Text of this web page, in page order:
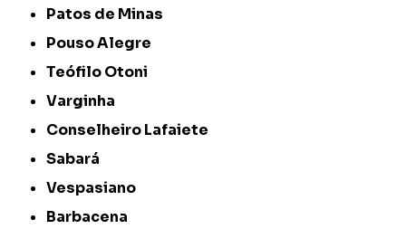
Patos de Minas
Pouso Alegre
Teófilo Otoni
Varginha
Conselheiro Lafaiete
Sabará
Vespasiano
Barbacena